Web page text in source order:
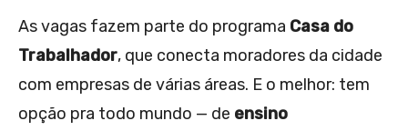
As vagas fazem parte do programa Casa do
Trabalhador, que conecta moradores da cidade
com empresas de várias áreas. E o melhor: tem
opção pra todo mundo — de ensino